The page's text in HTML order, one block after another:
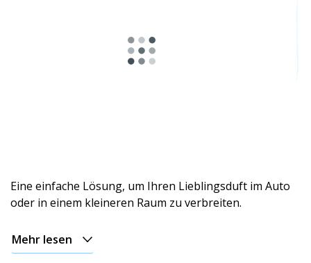
Eine einfache Lösung, um Ihren Lieblingsduft im Auto
oder in einem kleineren Raum zu verbreiten.
Mehr lesen